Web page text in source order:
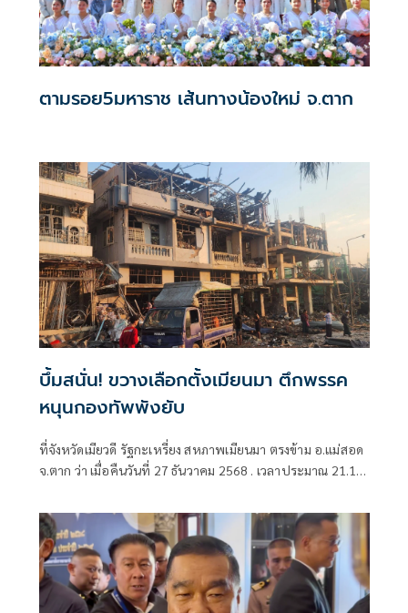
ตามรอย5มหาราช เส้นทางน้องใหม่ จ.ตาก
บึ้มสนั่น! ขวางเลือกตั้งเมียนมา ตึกพรรค
หนุนกองทัพพังยับ
ที่จังหวัดเมียวดี รัฐกะเหรี่ยง สหภาพเมียนมา ตรงข้าม อ.แม่สอด
จ.ตาก ว่า เมื่อคืนวันที่ 27 ธันวาคม 2568 . เวลาประมาณ 21.15
ได้เกิดการระเบิดขึ้น 4 ครั้ง